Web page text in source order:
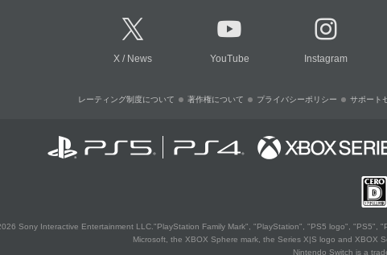
X / News YouTube Instagram
レーティング制度について 著作権について プライバシーポリシー サポート
Sony Interactive Entertainment LLC."PlayStation Family Mark", "PlayStation", "PS5 logo", "PS5",
Microsoft, the XBOX Sphere mark, the Series X|S logo and XBOX
Nintendo Switch is a